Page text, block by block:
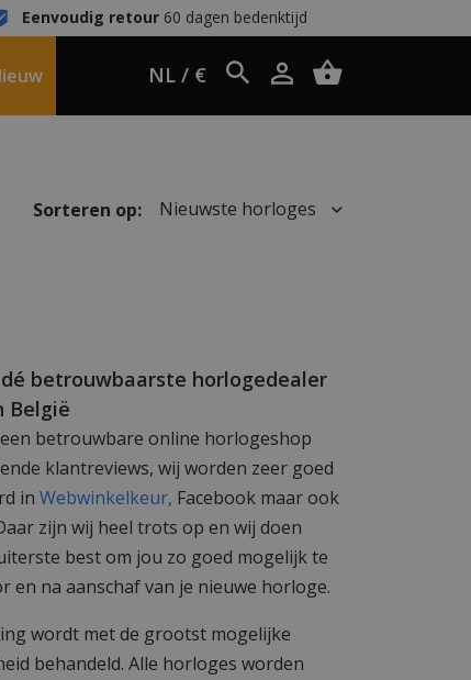
Eenvoudig retour60 dagen bedenktijd
NL / €
Sorteren op: Nieuwste horloges
dé betrouwbaarste horlogedealer
België
een betrouwbare online horlogeshop
klantreviews, wij worden zeer goed
in Webwinkelkeur, Facebook maar ook
zijn wij heel trots op en wij doen
best om jou zo goed mogelijk te
en na aanschaf van je nieuwe horloge.
wordt met de grootst mogelijke
behandeld. Alle horloges worden